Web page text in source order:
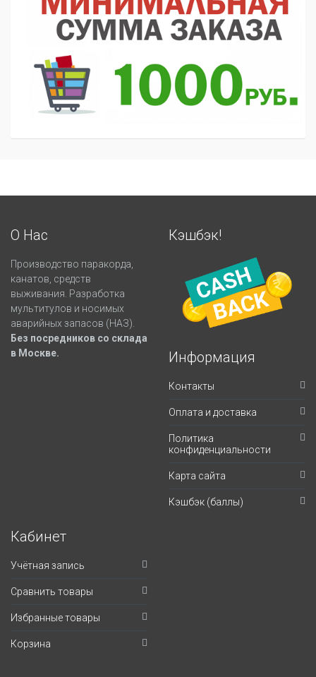
О Нас
Производство паракорда,
канатов, средств
выживания. Разработка
мультитулов и носимых
аварийных запасов (НАЗ).
Без посредников со склада
в Москве.
Кэшбэк!
Информация
Контакты
Оплата и доставка
Политика
конфиденциальности
Карта сайта
Кэшбэк (баллы)
Кабинет
Учётная запись
Сравнить товары
Избранные товары
Корзина